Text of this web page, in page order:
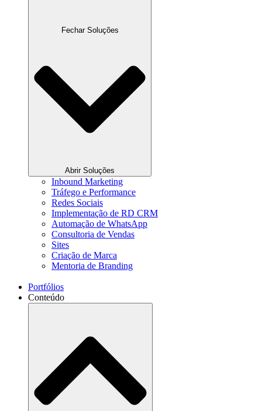
Fechar Soluções
Abrir Soluções
Inbound Marketing
Tráfego e Performance
Redes Sociais
Implementação de RD CRM
Automação de WhatsApp
Consultoria de Vendas
Sites
Criação de Marca
Mentoria de Branding
Portfólios
Conteúdo